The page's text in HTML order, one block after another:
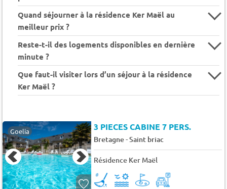
Quand séjourner à la résidence Ker Maël au
meilleur prix ?
Reste-t-il des logements disponibles en dernière
minute ?
Que faut-il visiter lors d’un séjour à la résidence
Ker Maël ?
Goelia 3 PIECES CABINE 7 PERS.
Bretagne-Saint briac
Résidence Ker Maël